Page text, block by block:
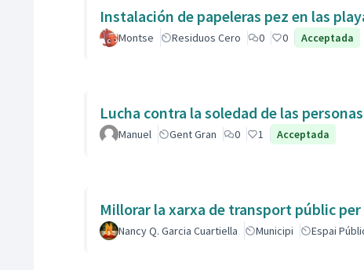
Instalación de papeleras pez en las
Montse Residuos Cero 0 0 Acceptada
Lucha contra la soledad de las
Manuel Gent Gran 0 1 Acceptada
Millorar la xarxa de transport públic
Nancy Q. Garcia Cuartiella Municipi Espai